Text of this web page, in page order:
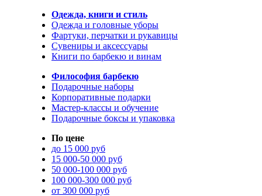
Одежда, книги и стиль
Одежда и головные уборы
Фартуки, перчатки и рукавицы
Сувениры и аксессуары
Книги по барбекю и винам
Философия барбекю
Подарочные наборы
Корпоративные подарки
Мастер-классы и обучение
Подарочные боксы и упаковка
По цене
до 15 000 руб
15 000-50 000 руб
50 000-100 000 руб
100 000-300 000 руб
от 300 000 руб